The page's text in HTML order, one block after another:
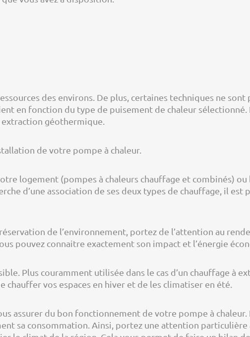
des environs. De plus, certaines techniques ne sont
en fonction du type de puisement de chaleur sélectionné.
géothermique.
de votre pompe à chaleur.
logement (pompes à chaleurs chauffage et combinés) ou
d’une association de ses deux types de chauffage, il est
de l’environnement, portez de l’attention au
pouvez connaitre exactement son impact et l’énergie
Plus couramment utilisée dans le cas d’un chauffage à
vos espaces en hiver et de les climatiser en été.
assurer du bon fonctionnement de votre pompe à
sa consommation. Ainsi, portez une attention particulière